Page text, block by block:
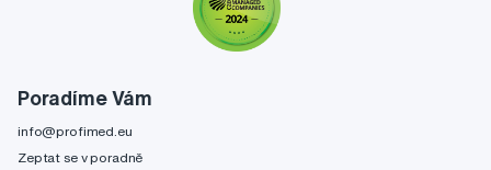
Poradíme Vám
info@profimed.eu
Zeptat se v poradně